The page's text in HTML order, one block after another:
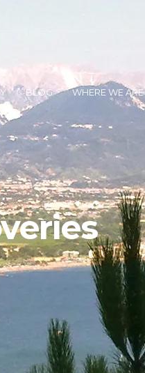
BLOG WHERE WE ARE